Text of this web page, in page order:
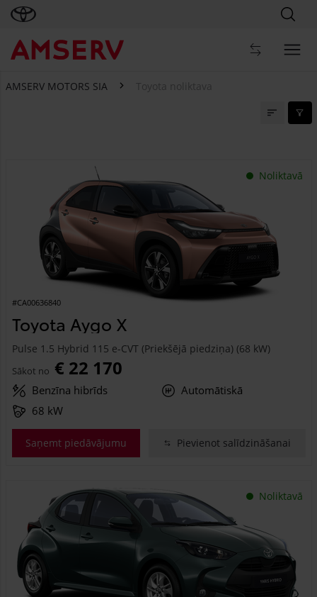
AMSERV MOTORS SIA Toyota noliktava
Noliktavā
#CA00636840
Toyota Aygo X
Pulse 1.5 Hybrid 115 e-CVT (Priekšējā piedziņa) (68 kW)
Sākot no € 22 170
Benzīna hibrīds
Automātiskā
68 kW
Saņemt piedāvājumu Pievienot salīdzināšanai
Noliktavā